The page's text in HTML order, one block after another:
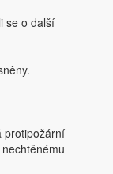
se o další
protipožární